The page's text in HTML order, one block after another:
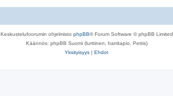
Keskustelufoorumin ohjelmisto phpBB® Forum Software © phpBB Limited
Käännös: phpBB Suomi (lurttinen, harritapio, Pettis)
Yksityisyys | Ehdot